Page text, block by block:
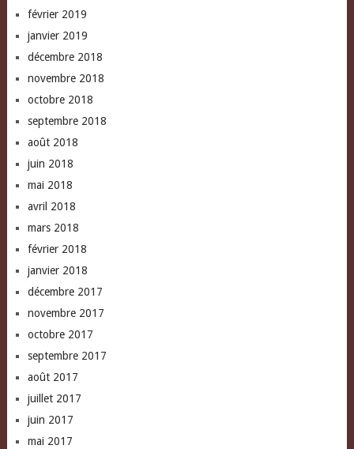
février 2019
janvier 2019
décembre 2018
novembre 2018
octobre 2018
septembre 2018
août 2018
juin 2018
mai 2018
avril 2018
mars 2018
février 2018
janvier 2018
décembre 2017
novembre 2017
octobre 2017
septembre 2017
août 2017
juillet 2017
juin 2017
mai 2017